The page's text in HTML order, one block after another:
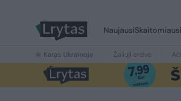
NaujausiSkaitomiausi
Karas Ukrainoje Žalioji erdvė